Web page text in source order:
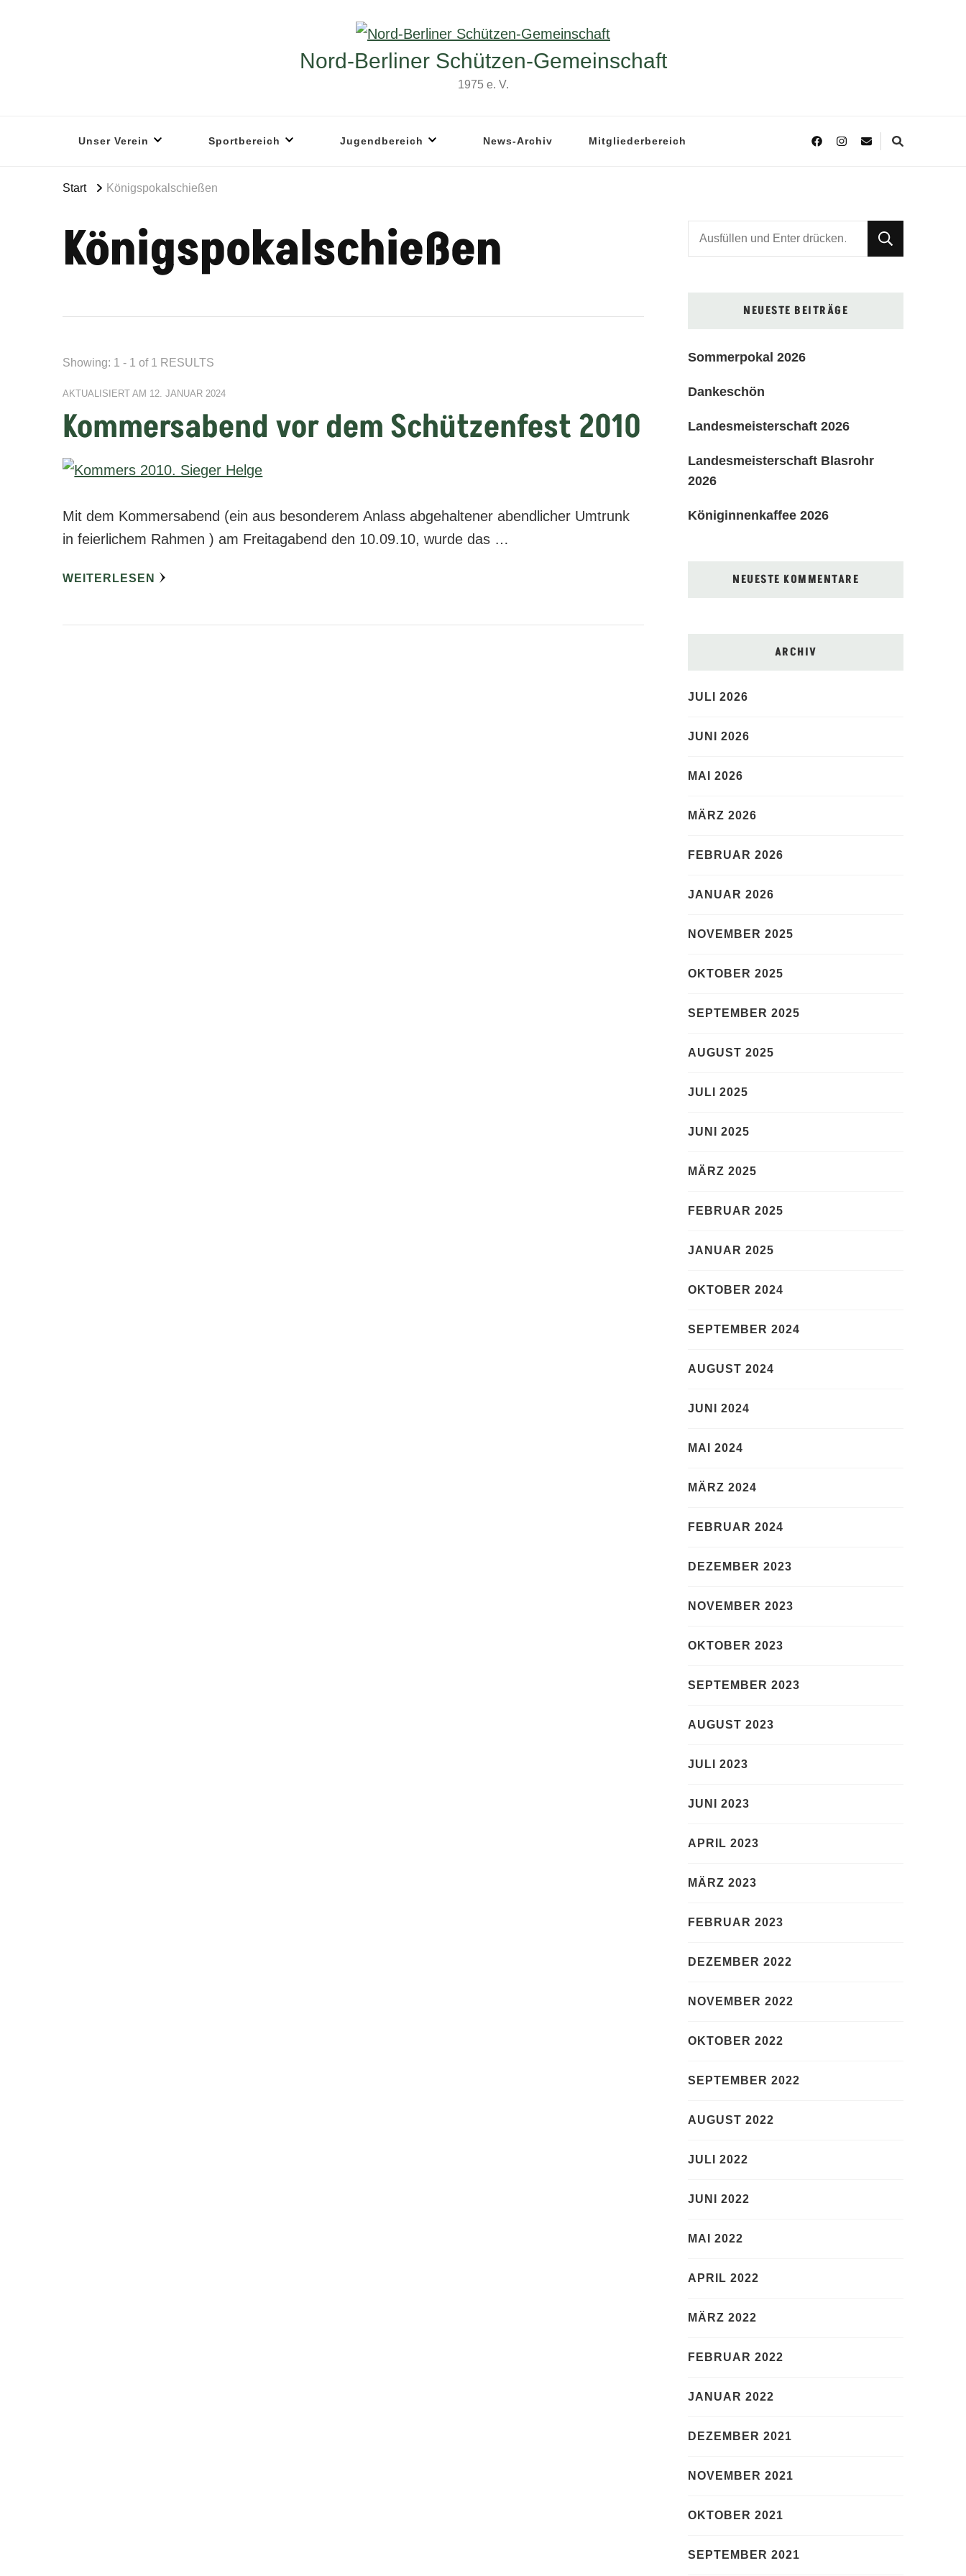
Nord-Berliner Schützen-Gemeinschaft
1975 e. V.
Unser Verein Sportbereich Jugendbereich News-Archiv Mitgliederbereich
Start Königspokalschießen
Königspokalschießen
Showing: 1 - 1 of 1 RESULTS
AKTUALISIERT AM 12. JANUAR 2024
Kommersabend vor dem Schützenfest 2010
Mit dem Kommersabend (ein aus besonderem Anlass abgehaltener abendlicher Umtrunk
in feierlichem Rahmen ) am Freitagabend den 10.09.10, wurde das …
WEITERLESEN
Suchst
du
NEUESTE BEITRÄGE
Sommerpokal 2026
Dankeschön
Landesmeisterschaft 2026
Landesmeisterschaft Blasrohr
2026
Königinnenkaffee 2026
NEUESTE KOMMENTARE
ARCHIV
JULI 2026
JUNI 2026
MAI 2026
MÄRZ 2026
FEBRUAR 2026
JANUAR 2026
NOVEMBER 2025
OKTOBER 2025
SEPTEMBER 2025
AUGUST 2025
JULI 2025
JUNI 2025
MÄRZ 2025
FEBRUAR 2025
JANUAR 2025
OKTOBER 2024
SEPTEMBER 2024
AUGUST 2024
JUNI 2024
MAI 2024
MÄRZ 2024
FEBRUAR 2024
DEZEMBER 2023
NOVEMBER 2023
OKTOBER 2023
SEPTEMBER 2023
AUGUST 2023
JULI 2023
JUNI 2023
APRIL 2023
MÄRZ 2023
FEBRUAR 2023
DEZEMBER 2022
NOVEMBER 2022
OKTOBER 2022
SEPTEMBER 2022
AUGUST 2022
JULI 2022
JUNI 2022
MAI 2022
APRIL 2022
MÄRZ 2022
FEBRUAR 2022
JANUAR 2022
DEZEMBER 2021
NOVEMBER 2021
OKTOBER 2021
SEPTEMBER 2021